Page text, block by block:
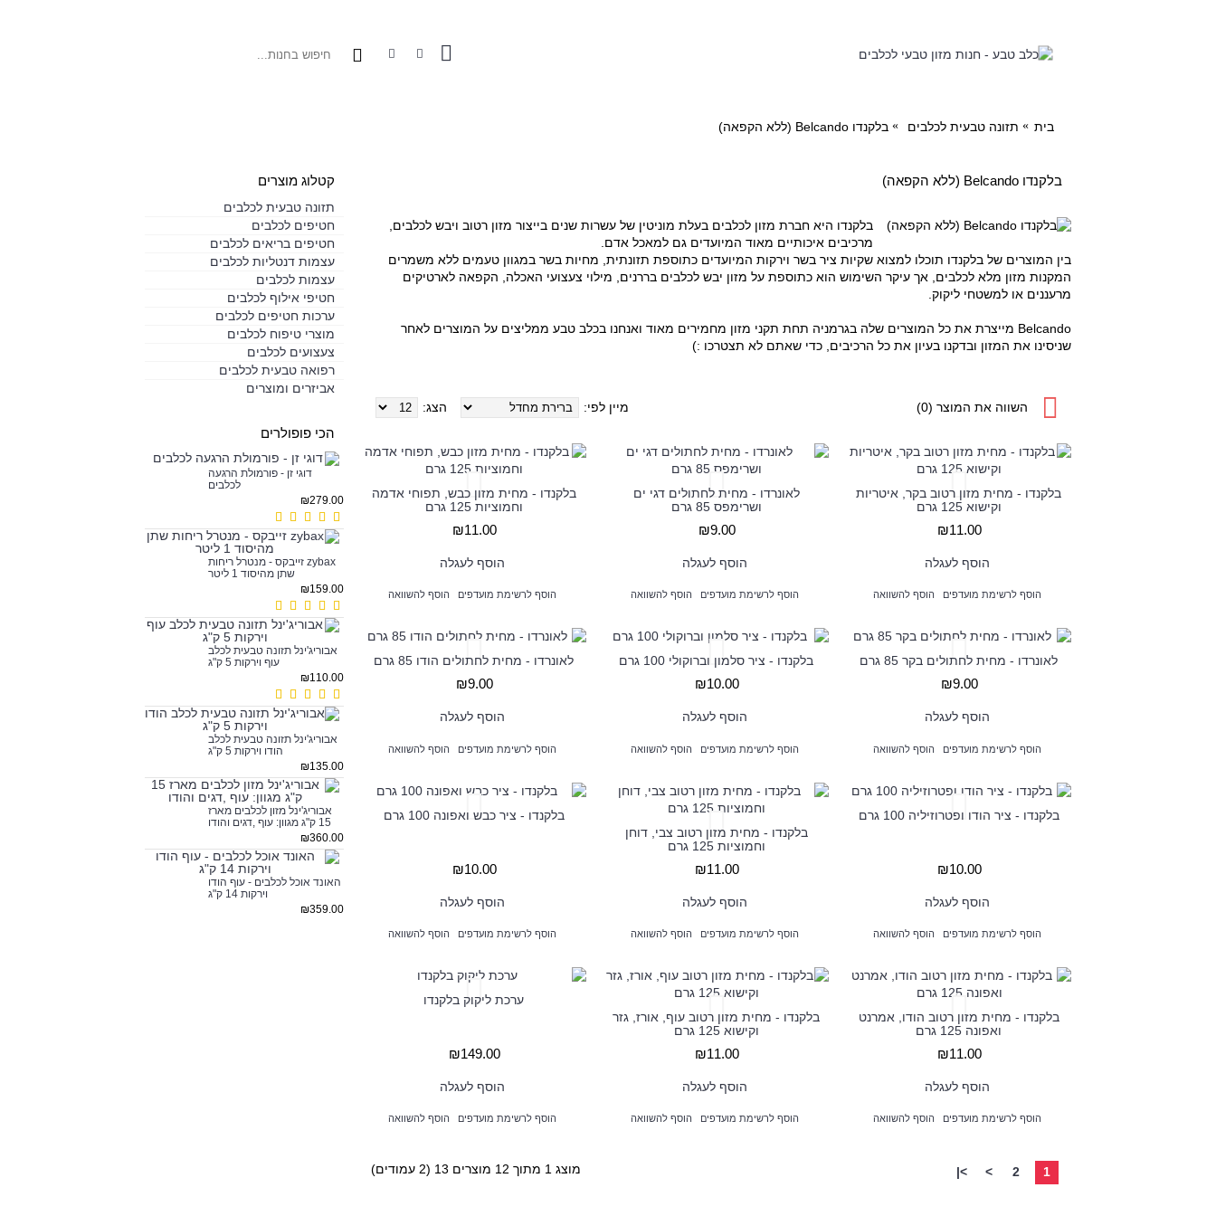
בית תזונה טבעית לכלבים בלקנדו Belcando (ללא הקפאה)
קטלוג מוצרים
תזונה טבעית לכלבים
חטיפים לכלבים
חטיפים בריאים לכלבים
עצמות דנטליות לכלבים
עצמות לכלבים
חטיפי אילוף לכלבים
ערכות חטיפים לכלבים
מוצרי טיפוח לכלבים
צעצועים לכלבים
רפואה טבעית לכלבים
אביזרים ומוצרים
הכי פופולרים
דוגי זן - פורמולת הרגעה
לכלבים
₪279.00
zybax זייבקס - מנטרל ריחות
שתן מהיסוד 1 ליטר
₪159.00
אבוריג'ינל תזונה טבעית לכלב
עוף וירקות 5 ק"ג
₪110.00
אבוריג'ינל תזונה טבעית לכלב
הודו וירקות 5 ק"ג
₪135.00
אבוריג'ינל מזון לכלבים מארז
15 ק"ג מגוון: עוף ,דגים והודו
₪360.00
האונד אוכל לכלבים - עוף הודו
וירקות 14 ק"ג
₪359.00
בלקנדו Belcando (ללא הקפאה)
בלקנדו היא חברת מזון לכלבים בעלת מוניטין של עשרות שנים בייצור מזון רטוב ויבש לכלבים,
מרכיבים איכותיים מאוד המיועדים גם למאכל אדם.
בין המוצרים של בלקנדו תוכלו למצוא שקיות ציר בשר וירקות המיועדים כתוספת תזונתית, מחיות בשר במגוון טעמים ללא משמרים
המקנות מזון מלא לכלבים, אך עיקר השימוש הוא כתוספת על מזון יבש לכלבים בררנים, מילוי צעצועי האכלה, הקפאה לארטיקים
מרעננים או למשטחי ליקוק.
Belcando מייצרת את כל המוצרים שלה בגרמניה תחת תקני מזון מחמירים מאוד ואנחנו בכלב טבע ממליצים על המוצרים לאחר
שניסינו את המזון ובדקנו בעיון את כל הרכיבים, כדי שאתם לא תצטרכו :)
השווה את המוצר (0) הצג: מיין לפי:
בלקנדו - מחית מזון רטוב בקר, איטריות
וקישוא 125 גרם
₪11.00
הוסף לעגלה
הוסף לרשימת מועדפים הוסף להשוואה
לאונרדו - מחית לחתולים דגי ים
ושרימפס 85 גרם
₪9.00
הוסף לעגלה
הוסף לרשימת מועדפים הוסף להשוואה
בלקנדו - מחית מזון כבש, תפוחי אדמה
וחמוציות 125 גרם
₪11.00
הוסף לעגלה
הוסף לרשימת מועדפים הוסף להשוואה
לאונרדו - מחית לחתולים בקר 85 גרם
₪9.00
הוסף לעגלה
הוסף לרשימת מועדפים הוסף להשוואה
בלקנדו - ציר סלמון וברוקולי 100 גרם
₪10.00
הוסף לעגלה
הוסף לרשימת מועדפים הוסף להשוואה
לאונרדו - מחית לחתולים הודו 85 גרם
₪9.00
הוסף לעגלה
הוסף לרשימת מועדפים הוסף להשוואה
בלקנדו - ציר הודו ופטרוזיליה 100 גרם
₪10.00
הוסף לעגלה
הוסף לרשימת מועדפים הוסף להשוואה
בלקנדו - מחית מזון רטוב צבי, דוחן
וחמוציות 125 גרם
₪11.00
הוסף לעגלה
הוסף לרשימת מועדפים הוסף להשוואה
בלקנדו - ציר כבש ואפונה 100 גרם
₪10.00
הוסף לעגלה
הוסף לרשימת מועדפים הוסף להשוואה
בלקנדו - מחית מזון רטוב הודו, אמרנט
ואפונה 125 גרם
₪11.00
הוסף לעגלה
הוסף לרשימת מועדפים הוסף להשוואה
בלקנדו - מחית מזון רטוב עוף, אורז, גזר
וקישוא 125 גרם
₪11.00
הוסף לעגלה
הוסף לרשימת מועדפים הוסף להשוואה
ערכת ליקוק בלקנדו
₪149.00
הוסף לעגלה
הוסף לרשימת מועדפים הוסף להשוואה
1
2
>
>| מוצג 1 מתוך 12 מוצרים 13 (2 עמודים)